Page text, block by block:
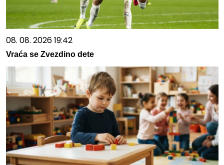
08. 08. 2026 19:42
Vraća se Zvezdino dete